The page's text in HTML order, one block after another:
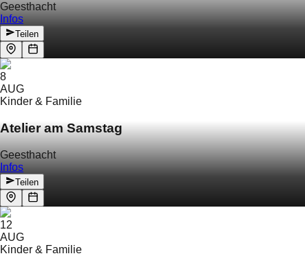
Geesthacht
Infos
Teilen
8
AUG
Kinder & Familie
Atelier am Samstag
Geesthacht
Infos
Teilen
12
AUG
Kinder & Familie